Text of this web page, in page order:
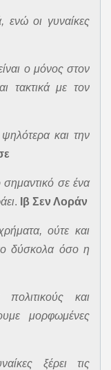
ενώ οι γυναίκες
ο μόνος στον
τακτικά με τον
και την
σε ένα
. Ιβ Σεν Λοράν
ούτε και
δύσκολα όσο η
και
μορφωμένες
ξέρει τις